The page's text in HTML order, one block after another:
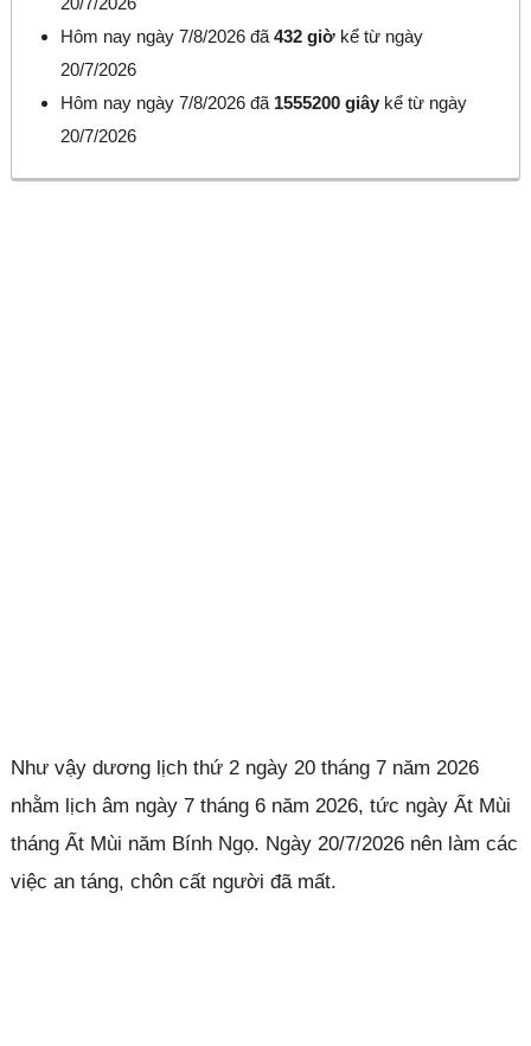
Hôm nay ngày 7/8/2026 đã432 giờ kể từ ngày
20/7/2026
Hôm nay ngày 7/8/2026 đã 1555200 giây kể từ ngày
20/7/2026
Như vậy dương lịch thứ 2 ngày 20 tháng 7 năm 2026
nhằm lịch âm ngày 7 tháng 6 năm 2026, tức ngày Ất Mùi
tháng Ất Mùi năm Bính Ngọ. Ngày 20/7/2026 nên làm các
việc an táng, chôn cất người đã mất.